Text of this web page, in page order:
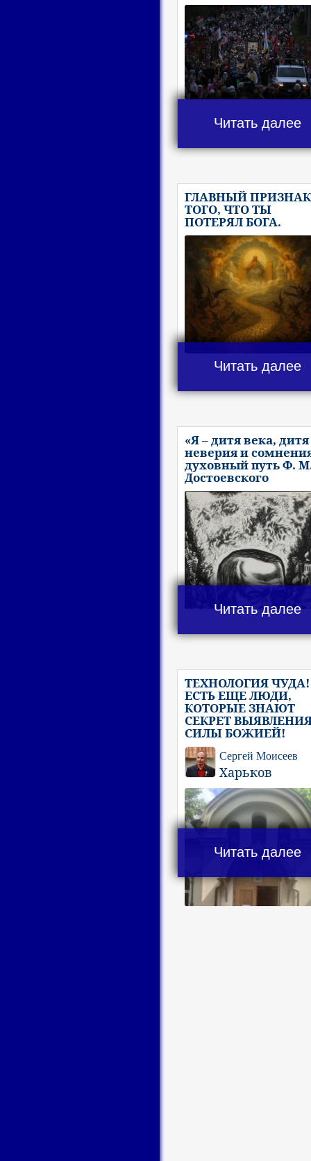
Читать далее
ГЛАВНЫЙ ПРИЗНАК
ТОГО, ЧТО ТЫ
ПОТЕРЯЛ БОГА.
Читать далее
«Я – дитя века, дитя
неверия и
духовный путь Ф.
Достоевского
Читать далее
ТЕХНОЛОГИЯ ЧУДА!
ЕСТЬ ЕЩЕ ЛЮДИ,
КОТОРЫЕ ЗНАЮТ
СЕКРЕТ
СИЛЫ БОЖИЕЙ!
Сергей Моисеев
Харьков
Читать далее